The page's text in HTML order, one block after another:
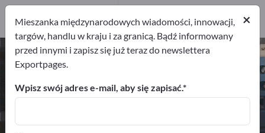
Kable średniego napięcia – znajdź
producentów i dostawców
Producenci
×
Mieszanka międzynarodowych wiadomości, innowacji,
targów, handlu w kraju i za granicą. Bądź informowany
przed innymi i zapisz się już teraz do newslettera
Exportpages.
Wpisz swój adres e-mail, aby się zapisać.